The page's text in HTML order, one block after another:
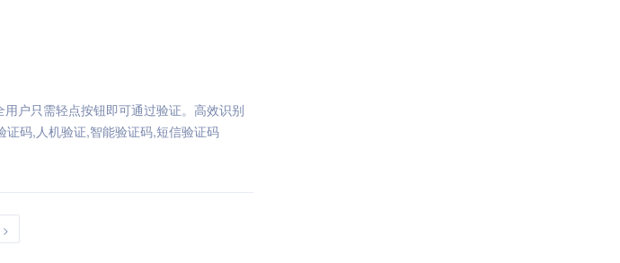
户只需轻点按钮即可通过验证。高效识别
码,人机验证,智能验证码,短信验证码
>